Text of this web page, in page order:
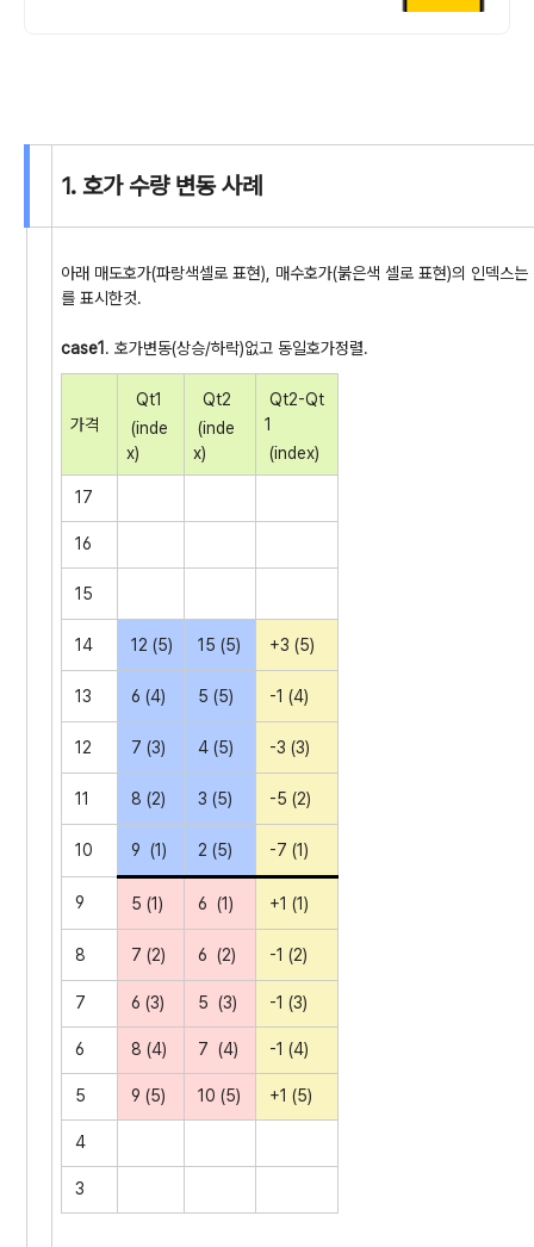
1. 호가 수량 변동 사례
아래 매도호가(파랑색셀로 표현), 매수호가(붉은색 셀로 표현)의 인덱스
를 표시한것.
case1 . 호가변동(상승/하락)없고 동일호가정렬.
가격
Qt1
(inde
x)
Qt2
(inde
x)
Qt2-Qt
1
(index)
17
16
15
14 12 (5) 15 (5) +3 (5)
13 6 (4) 5 (5) -1 (4)
12 7 (3) 4 (5) -3 (3)
11 8 (2) 3 (5) -5 (2)
10 9 (1) 2 (5) -7 (1)
9 5 (1) 6 (1) +1 (1)
8 7 (2) 6 (2) -1 (2)
7 6 (3) 5 (3) -1 (3)
6 8 (4) 7 (4) -1 (4)
5 9 (5) 10 (5) +1 (5)
4
3